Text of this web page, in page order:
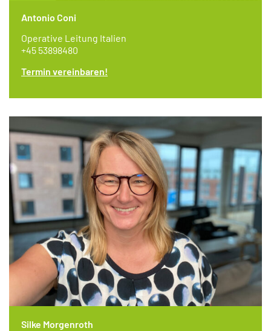
Antonio Coni
Operative Leitung Italien
+45 53898480
Termin vereinbaren!
Silke Morgenroth